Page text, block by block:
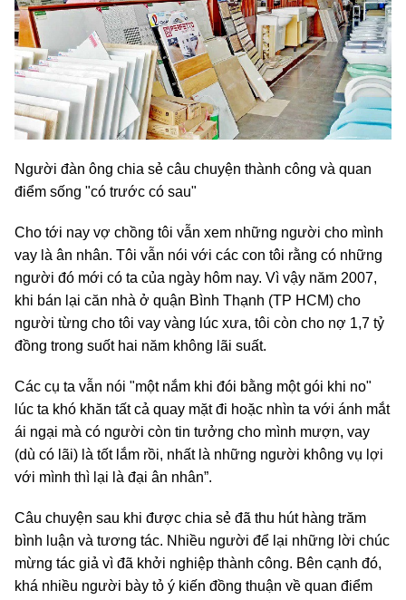
Người đàn ông chia sẻ câu chuyện thành công và quan
điểm sống "có trước có sau"
Cho tới nay vợ chồng tôi vẫn xem những người cho mình
vay là ân nhân. Tôi vẫn nói với các con tôi rằng có những
người đó mới có ta của ngày hôm nay. Vì vậy năm 2007,
khi bán lại căn nhà ở quận Bình Thạnh (TP HCM) cho
người từng cho tôi vay vàng lúc xưa, tôi còn cho nợ 1,7 tỷ
đồng trong suốt hai năm không lãi suất.
Các cụ ta vẫn nói "một nắm khi đói bằng một gói khi no"
lúc ta khó khăn tất cả quay mặt đi hoặc nhìn ta với ánh mắt
ái ngại mà có người còn tin tưởng cho mình mượn, vay
(dù có lãi) là tốt lắm rồi, nhất là những người không vụ lợi
với mình thì lại là đại ân nhân”.
Câu chuyện sau khi được chia sẻ đã thu hút hàng trăm
bình luận và tương tác. Nhiều người để lại những lời chúc
mừng tác giả vì đã khởi nghiệp thành công. Bên cạnh đó,
khá nhiều người bày tỏ ý kiến đồng thuận về quan điểm